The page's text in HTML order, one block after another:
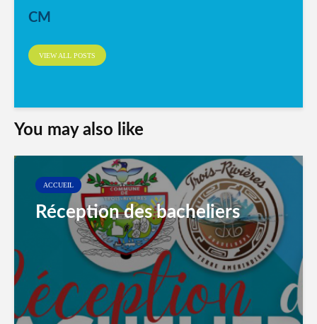
CM
VIEW ALL POSTS
You may also like
ACCUEIL
Réception des bacheliers